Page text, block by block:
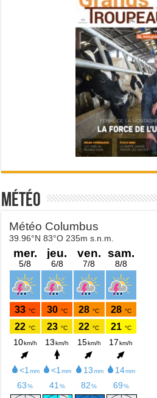
Météo